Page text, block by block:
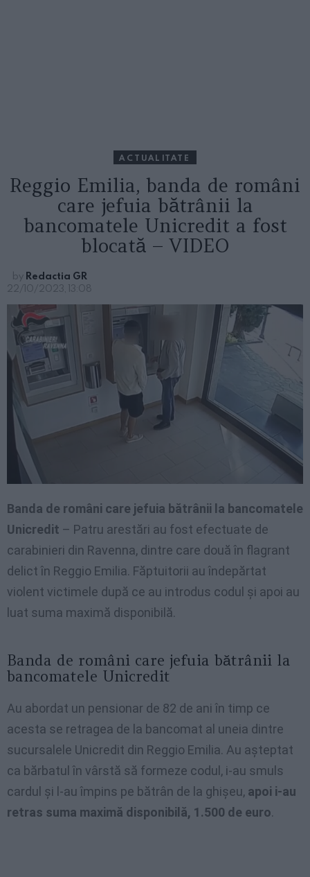
ACTUALITATE
Reggio Emilia, banda de români
care jefuia bătrânii la
bancomatele Unicredit a fost
blocată – VIDEO
by Redactia GR
22/10/2023, 13:08
Banda de români care jefuia bătrânii la bancomatele
Unicredit – Patru arestări au fost efectuate de
carabinieri din Ravenna, dintre care două în flagrant
delict în Reggio Emilia. Făptuitorii au îndepărtat
violent victimele după ce au introdus codul și apoi au
luat suma maximă disponibilă.
Banda de români care jefuia bătrânii la
bancomatele Unicredit
Au abordat un pensionar de 82 de ani în timp ce
acesta se retragea de la bancomat al uneia dintre
sucursalele Unicredit din Reggio Emilia. Au așteptat
ca bărbatul în vârstă să formeze codul, i-au smuls
cardul și l-au împins pe bătrân de la ghișeu, apoi i-au
retras suma maximă disponibilă, 1.500 de euro.